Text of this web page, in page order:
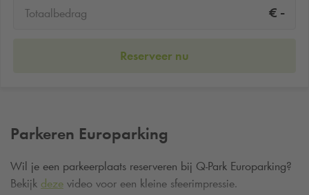
Totaalbedrag € -
Reserveer nu
Parkeren Europarking
Wil je een parkeerplaats reserveren bij Q-Park Europarking?
Bekijk deze video voor een kleine sfeerimpressie.